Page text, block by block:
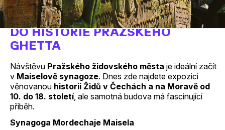
MAISELOVA SYNAGOGA - BRÁNA
DO HISTORIE PRAŽSKÉHO
GHETTA
Návštěvu Pražského židovského města je ideální začít
v Maiselově synagoze. Dnes zde najdete expozici
věnovanou historii Židů v Čechách a na Moravě od
10. do 18. století, ale samotná budova má fascinující
příběh.
Synagoga Mordechaje Maisela